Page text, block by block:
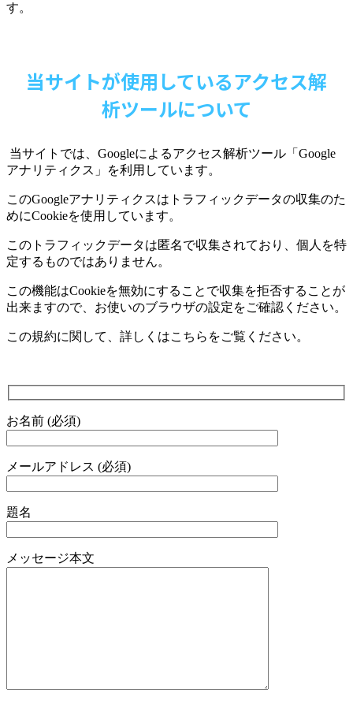
す。
当サイトが使用しているアクセス解
析ツールについて
当サイトでは、 Googleによるアクセス解析ツール「 Google
アナリティクス」を利用しています。
このGoogleアナリティクスはトラフィックデータの収集のた
めにCookieを使用しています。
このトラフィックデータは匿名で収集されており、個人を特
定するものではありません。
この機能はCookieを無効にすることで収集を拒否することが
出来ますので、お使いのブラウザの設定をご確認ください。
この規約に関して、詳しくはこちらをご覧ください。
お名前 (必須)
メールアドレス (必須)
題名
メッセージ本文